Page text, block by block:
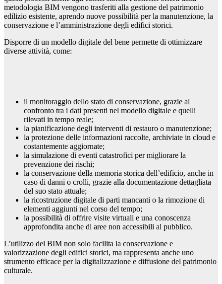
metodologia BIM vengono trasferiti alla gestione del patrimonio
edilizio esistente, aprendo nuove possibilità per la manutenzione, la
conservazione e l’amministrazione degli edifici storici.
Disporre di un modello digitale del bene permette di ottimizzare
diverse attività, come:
il monitoraggio dello stato di conservazione, grazie al
confronto tra i dati presenti nel modello digitale e quelli
rilevati in tempo reale;
la pianificazione degli interventi di restauro o manutenzione;
la protezione delle informazioni raccolte, archiviate in cloud e
costantemente aggiornate;
la simulazione di eventi catastrofici per migliorare la
prevenzione dei rischi;
la conservazione della memoria storica dell’edificio, anche in
caso di danni o crolli, grazie alla documentazione dettagliata
del suo stato attuale;
la ricostruzione digitale di parti mancanti o la rimozione di
elementi aggiunti nel corso del tempo;
la possibilità di offrire visite virtuali e una conoscenza
approfondita anche di aree non accessibili al pubblico.
L’utilizzo del BIM non solo facilita la conservazione e
valorizzazione degli edifici storici, ma rappresenta anche uno
strumento efficace per la digitalizzazione e diffusione del patrimonio
culturale.